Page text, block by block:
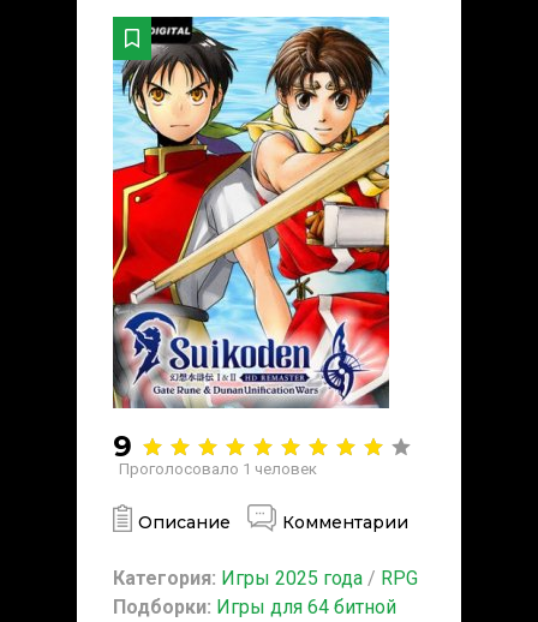
9
Проголосовало 1 человек
Описание Комментарии
Категория: Игры 2025 года / RPG
Подборки: Игры для 64 битной